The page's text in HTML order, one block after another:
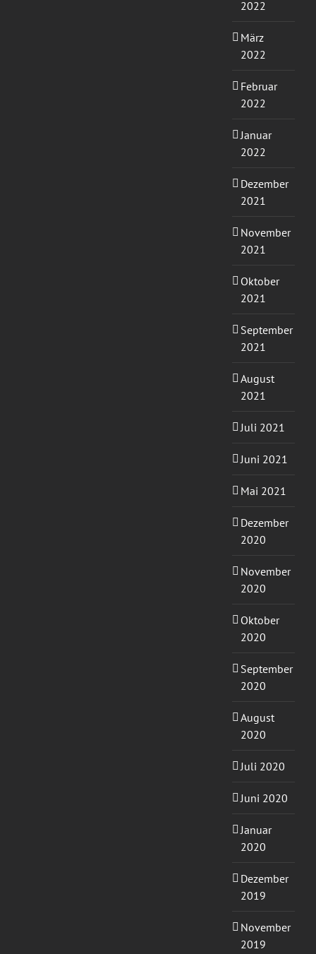
2022
März
2022
Februar
2022
Januar
2022
Dezember
2021
November
2021
Oktober
2021
September
2021
August
2021
Juli 2021
Juni 2021
Mai 2021
Dezember
2020
November
2020
Oktober
2020
September
2020
August
2020
Juli 2020
Juni 2020
Januar
2020
Dezember
2019
November
2019